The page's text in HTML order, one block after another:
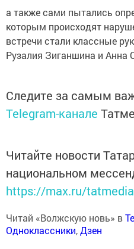
а также сами пытались
которым происходят
встречи стали классные
Рузалия Зиганшина и Анна
Следите за самым
Telegram-канале
Читайте новости
национальном
https://max.ru/tatmedia
Читай «Волжскую новь» в
Одноклассники,Дзен